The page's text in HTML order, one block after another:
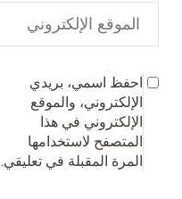
احفظ اسمي، بريدي
الإلكتروني، والموقع
الإلكتروني في هذا
المتصفح لاستخدامها
المرة المقبلة في تعليقي.